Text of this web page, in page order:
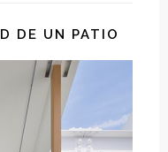
DE UN PATIO